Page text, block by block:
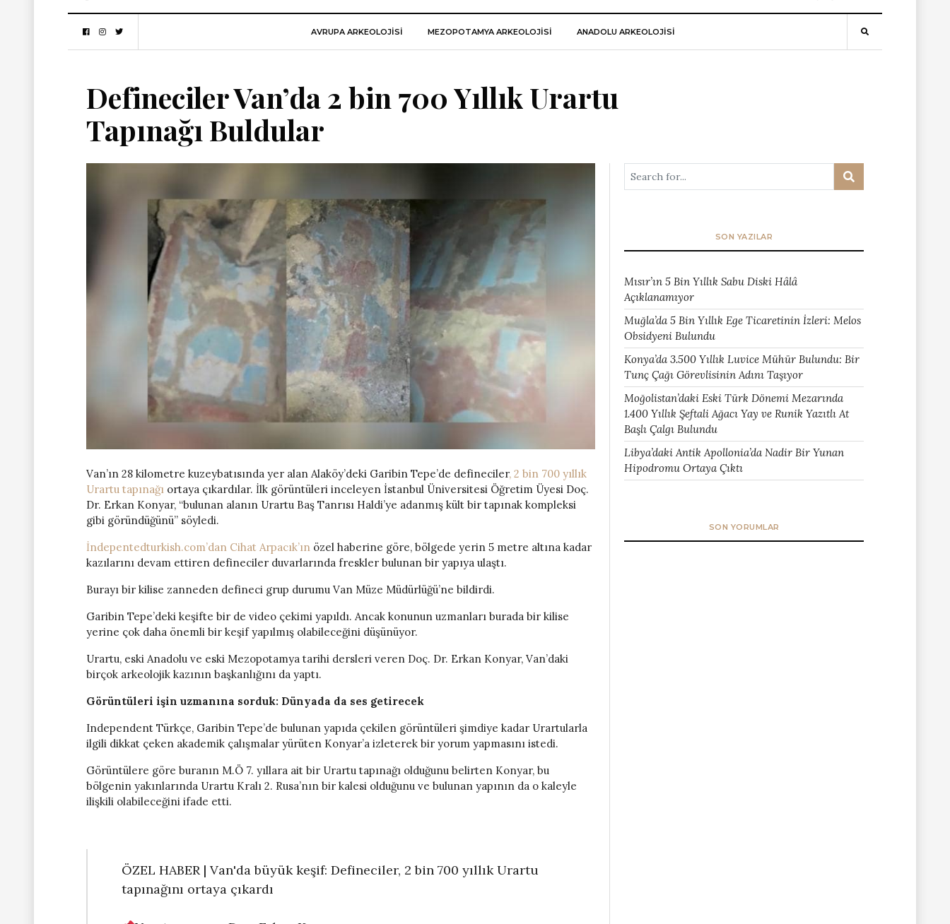
AVRUPA ARKEOLOJISI MEZOPOTAMYA ARKEOLOJISI ANADOLU ARKEOLOJİSİ
Defineciler Van’da 2 bin 700 Yıllık Urartu
Tapınağı Buldular
Van’ın 28 kilometre kuzeybatısında yer alan Alaköy’deki Garibin Tepe’de defineciler, 2 bin 700 yıllık
Urartu tapınağı ortaya çıkardılar. İlk görüntüleri inceleyen İstanbul Üniversitesi Öğretim Üyesi Doç.
Dr. Erkan Konyar, “bulunan alanın Urartu Baş Tanrısı Haldi’ye adanmış kült bir tapınak kompleksi
gibi göründüğünü” söyledi.
İndepentedturkish.com’dan Cihat Arpacık’ın özel haberine göre, bölgede yerin 5 metre altına kadar
kazılarını devam ettiren defineciler duvarlarında freskler bulunan bir yapıya ulaştı.
Burayı bir kilise zanneden defineci grup durumu Van Müze Müdürlüğü’ne bildirdi.
Garibin Tepe’deki keşifte bir de video çekimi yapıldı. Ancak konunun uzmanları burada bir kilise
yerine çok daha önemli bir keşif yapılmış olabileceğini düşünüyor.
Urartu, eski Anadolu ve eski Mezopotamya tarihi dersleri veren Doç. Dr. Erkan Konyar, Van’daki
birçok arkeolojik kazının başkanlığını da yaptı.
Görüntüleri işin uzmanına sorduk: Dünyada da ses getirecek
Independent Türkçe, Garibin Tepe’de bulunan yapıda çekilen görüntüleri şimdiye kadar Urartularla
ilgili dikkat çeken akademik çalışmalar yürüten Konyar’a izleterek bir yorum yapmasını istedi.
Görüntülere göre buranın M.Ö 7. yıllara ait bir Urartu tapınağı olduğunu belirten Konyar, bu
bölgenin yakınlarında Urartu Kralı 2. Rusa’nın bir kalesi olduğunu ve bulunan yapının da o kaleyle
ilişkili olabileceğini ifade etti.
ÖZEL HABER | Van'da büyük keşif: Defineciler, 2 bin 700 yıllık Urartu
tapınağını ortaya çıkardı
SON YAZILAR
Mısır’ın 5 Bin Yıllık Sabu Diski Hâlâ
Açıklanamıyor
Muğla’da 5 Bin Yıllık Ege Ticaretinin İzleri: Melos
Obsidyeni Bulundu
Konya’da 3.500 Yıllık Luvice Mühür Bulundu: Bir
Tunç Çağı Görevlisinin Adını Taşıyor
Moğolistan’daki Eski Türk Dönemi Mezarında
1.400 Yıllık Şeftali Ağacı Yay ve Runik Yazıtlı At
Başlı Çalgı Bulundu
Libya’daki Antik Apollonia’da Nadir Bir Yunan
Hipodromu Ortaya Çıktı
SON YORUMLAR